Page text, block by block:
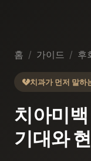
홈 / 가이드 / 후
치과가 먼저 말하
치아미백
기대와